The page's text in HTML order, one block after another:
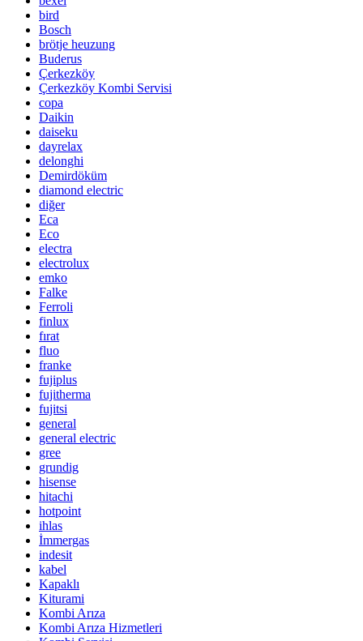
bird
Bosch
brötje heuzung
Buderus
Çerkezköy
Çerkezköy Kombi Servisi
copa
Daikin
daiseku
dayrelax
delonghi
Demirdöküm
diamond electric
diğer
Eca
Eco
electra
electrolux
emko
Falke
Ferroli
finlux
fırat
fluo
franke
fujiplus
fujitherma
fujitsi
general
general electric
gree
grundig
hisense
hitachi
hotpoint
ihlas
İmmergas
indesit
kabel
Kapaklı
Kiturami
Kombi Arıza
Kombi Arıza Hizmetleri